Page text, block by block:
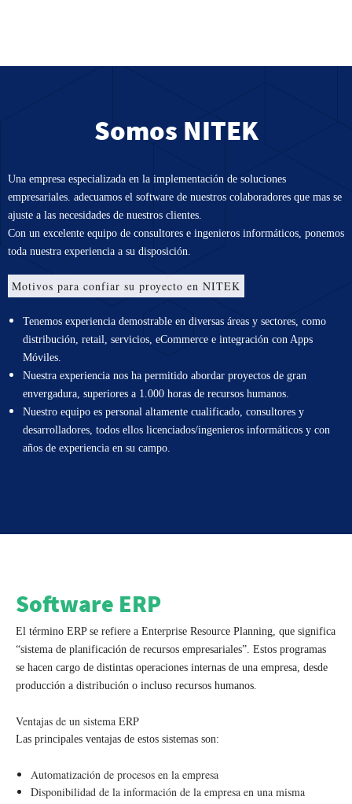
Somos NITEK
Una empresa especializada en la implementación de soluciones
empresariales. adecuamos el software de nuestros colaboradores que mas se
ajuste a las necesidades de nuestros clientes.
Con un excelente equipo de consultores e ingenieros informáticos, ponemos
toda nuestra experiencia a su disposición.
Motivos para confiar su proyecto en NITEK
Tenemos experiencia demostrable en diversas áreas y sectores, como
distribución, retail, servicios, eCommerce e integración con Apps
Móviles.
Nuestra experiencia nos ha permitido abordar proyectos de gran
envergadura, superiores a 1.000 horas de recursos humanos.
Nuestro equipo es personal altamente cualificado, consultores y
desarrolladores, todos ellos licenciados/ingenieros informáticos y con
años de experiencia en su campo.
Software ERP
El término ERP se refiere a Enterprise Resource Planning, que significa
“sistema de planificación de recursos empresariales”. Estos programas
se hacen cargo de distintas operaciones internas de una empresa, desde
producción a distribución o incluso recursos humanos.
Ventajas de un sistema ERP
Las principales ventajas de estos sistemas son:
Automatización de procesos en la empresa
Disponibilidad de la información de la empresa en una misma